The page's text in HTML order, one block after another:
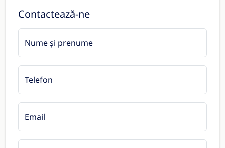
Contactează-ne
Nume și prenume
Telefon
Email